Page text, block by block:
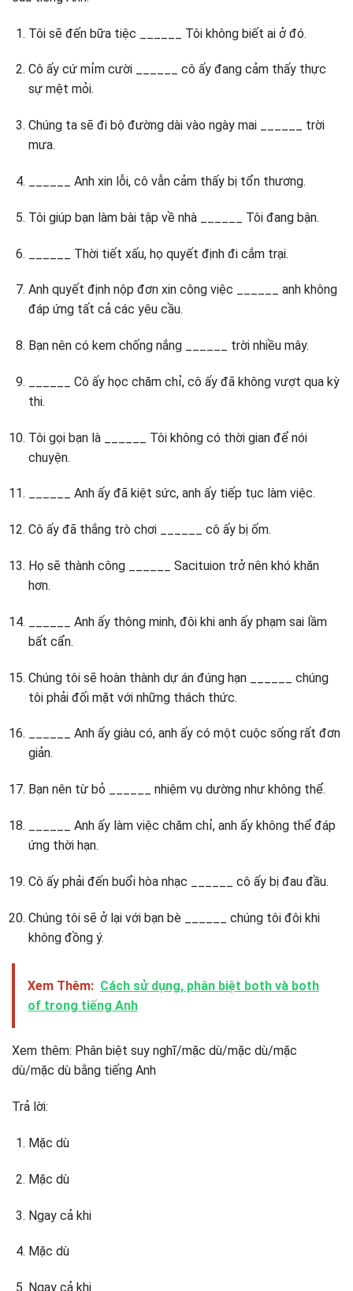
Tôi sẽ đến bữa tiệc ______ Tôi không biết ai ở đó.
Cô ấy cứ mỉm cười ______ cô ấy đang cảm thấy thực
sự mệt mỏi.
Chúng ta sẽ đi bộ đường dài vào ngày mai ______ trời
mưa.
______ Anh xin lỗi, cô vẫn cảm thấy bị tổn thương.
Tôi giúp bạn làm bài tập về nhà ______ Tôi đang bận.
______ Thời tiết xấu, họ quyết định đi cắm trại.
Anh quyết định nộp đơn xin công việc ______ anh không
đáp ứng tất cả các yêu cầu.
Bạn nên có kem chống nắng ______ trời nhiều mây.
______ Cô ấy học chăm chỉ, cô ấy đã không vượt qua kỳ
thi.
Tôi gọi bạn là ______ Tôi không có thời gian để nói
chuyện.
______ Anh ấy đã kiệt sức, anh ấy tiếp tục làm việc.
Cô ấy đã thắng trò chơi ______ cô ấy bị ốm.
Họ sẽ thành công ______ Sacituion trở nên khó khăn
hơn.
______ Anh ấy thông minh, đôi khi anh ấy phạm sai lầm
bất cẩn.
Chúng tôi sẽ hoàn thành dự án đúng hạn ______ chúng
tôi phải đối mặt với những thách thức.
______ Anh ấy giàu có, anh ấy có một cuộc sống rất đơn
giản.
Bạn nên từ bỏ ______ nhiệm vụ dường như không thể.
______ Anh ấy làm việc chăm chỉ, anh ấy không thể đáp
ứng thời hạn.
Cô ấy phải đến buổi hòa nhạc ______ cô ấy bị đau đầu.
Chúng tôi sẽ ở lại với bạn bè ______ chúng tôi đôi khi
không đồng ý.
Xem Thêm: Cách sử dụng, phân biệt both và both
of trong tiếng Anh
Xem thêm: Phân biệt suy nghĩ/mặc dù/mặc dù/mặc
dù/mặc dù bằng tiếng Anh
Trả lời:
Mặc dù
Mặc dù
Ngay cả khi
Mặc dù
Ngay cả khi